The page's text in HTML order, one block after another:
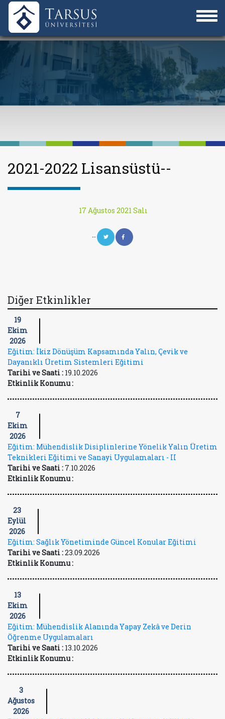
2021-2022 Lisansüstü--
17 Ağustos 2021 Salı
--
Diğer Etkinlikler
19
Ekim
2026
Eğitim: İkiz Dönüşüm Kapsamında Yalın, Çevik ve
Dayanıklı Üretim Sistemleri Eğitimi
Tarihi ve Saati : 19.10.2026
Etkinlik Konumu :
7
Ekim
2026
Eğitim: Mühendislik Disiplinlerine Yönelik Yalın Üretim
Teknikleri Eğitimi ve Sanayi Uygulamaları - II
Tarihi ve Saati : 7.10.2026
Etkinlik Konumu :
23
Eylül
2026
Eğitim: Sağlık Yönetiminde Güncel Konular Eğitimi
Tarihi ve Saati :23.09.2026
Etkinlik Konumu :
13
Ekim
2026
Eğitim: Mühendislik Alanında Yapay Zekâ ve Derin
Öğrenme Uygulamaları
Tarihi ve Saati : 13.10.2026
Etkinlik Konumu :
3
Ağustos
2026